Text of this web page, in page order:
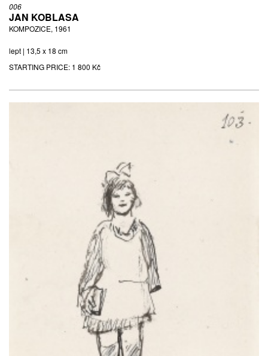
006
JAN KOBLASA
KOMPOZICE, 1961
lept | 13,5 x 18 cm
STARTING PRICE: 1 800 Kč